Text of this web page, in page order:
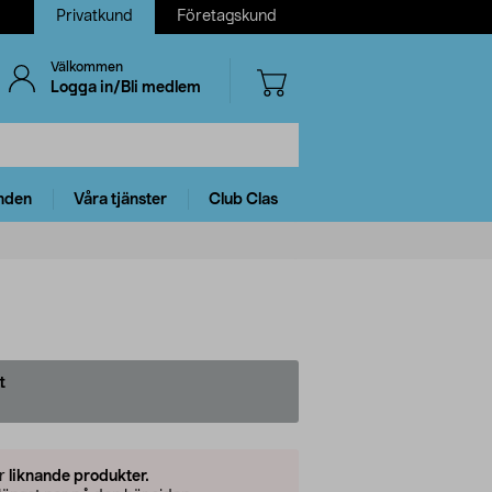
Privatkund Företagskund
Välkommen
Logga in/Bli medlem
Våra tjänster Club Clas
liknande produkter.